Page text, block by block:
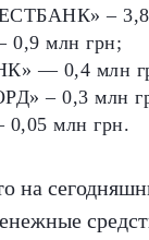
– 3,8
млн грн;
— 0,4 млн
– 0,3 млн
млн грн.
на